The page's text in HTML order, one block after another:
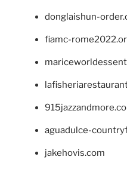
donglaishun-
fiamc-
aguadulce-
jakehovis.com